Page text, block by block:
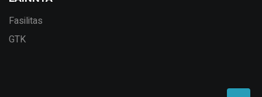
Fasilitas
GTK